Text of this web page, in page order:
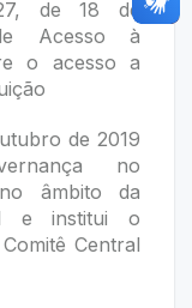
de 18 de
Acesso à
o acesso a
de 2019
no
âmbito da
e institui o
Central